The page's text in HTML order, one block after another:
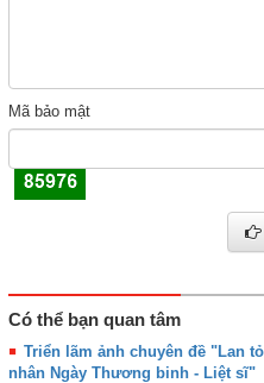
Mã bảo mật
Có thể bạn quan tâm
Triển lãm ảnh chuyên đề "Lan
nhân Ngày Thương binh - Liệt sĩ"